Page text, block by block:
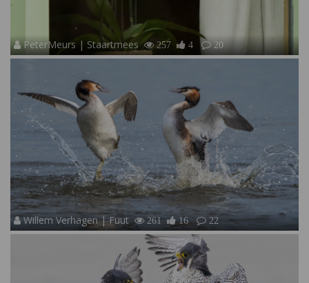
PeterMeurs | Staartmees 257 4 20
Willem Verhagen | Fuut 261 16 22